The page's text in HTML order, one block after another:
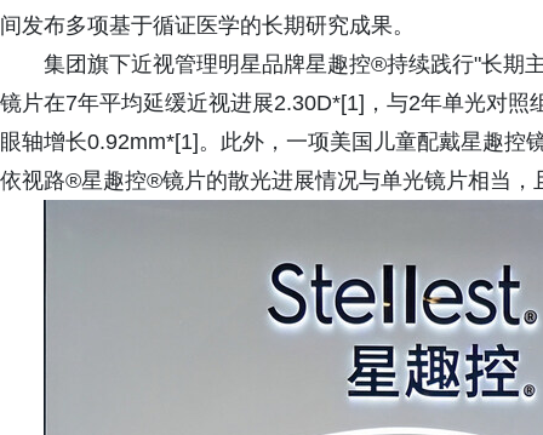
间发布多项基于循证医学的长期研究成果。
集团旗下近视管理明星品牌星趣控®持续践行"长期
镜片在7年平均延缓近视进展2.30D*[1]，与2年单光对
眼轴增长0.92mm*[1]。此外，一项美国儿童配戴星趣控
依视路®星趣控®镜片的散光进展情况与单光镜片相当